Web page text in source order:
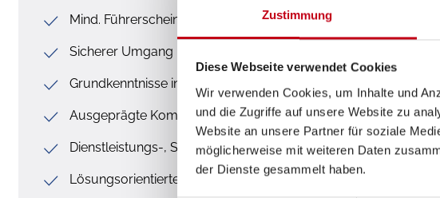
Zustimmung
Diese Webseite verwendet Cookies
Wir verwenden Cookies, um Inhalte und
und die Zugriffe auf unsere Website zu
Website an unsere Partner für soziale
möglicherweise mit weiteren Daten
der Dienste gesammelt haben.
Mind. Führerschein der Klasse B zwingend erforderlich
Sicherer Umgang mit der deutschen Sprache (in Wort und
Grundkenntnisse in Englisch
Ausgeprägte Kommunikationsstärke
Dienstleistungs-, Service- und Kundenorientierung
Lösungsorientiertes Handeln, strukturiertes Arbeiten,